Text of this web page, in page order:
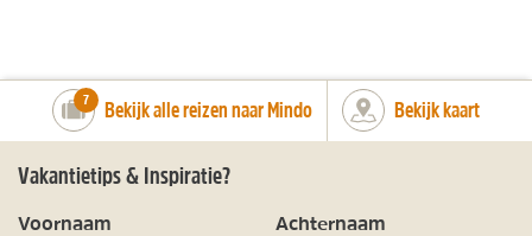
number_of_trips:
7 Bekijk alle reizen naar Mindo Bekijk kaart
Vakantietips & Inspiratie?
Voornaam Achternaam